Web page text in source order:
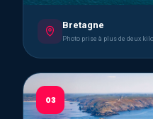
Bretagne
Photo prise à plus de deux
03